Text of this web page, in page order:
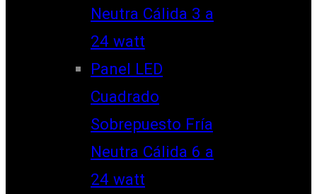
Neutra Cálida 3 a
24 watt
Panel LED
Cuadrado
Sobrepuesto Fría
Neutra Cálida 6 a
24 watt